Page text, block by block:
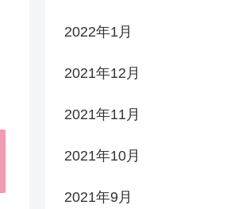
2022年1月
2021年12月
2021年11月
2021年10月
2021年9月